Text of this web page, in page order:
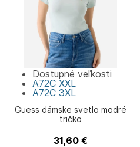
Guess dámske svetlo modré
tričko
31,60 €
Dostupné veľkosti
A72C XXL
A72C 3XL